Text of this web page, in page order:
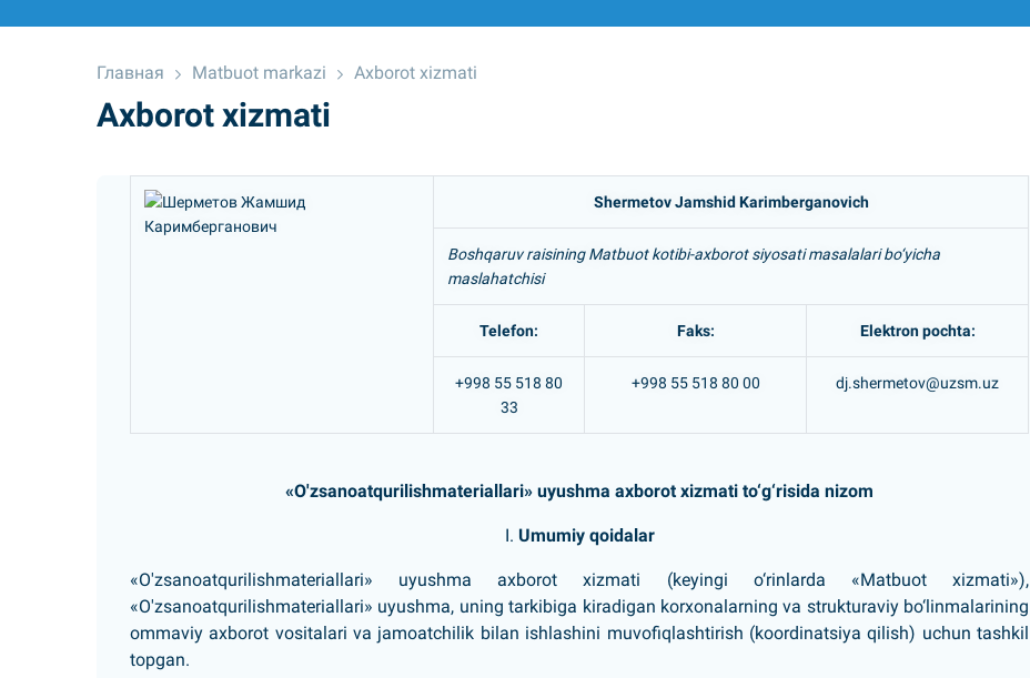
Главная Matbuot markazi Axborot xizmati
Axborot xizmati
Shermetov Jamshid Karimberganovich
Boshqaruv raisining Matbuot kotibi-axborot siyosati masalalari bo‘yicha
maslahatchisi
Telefon: Faks: Elektron pochta:
+998 55 518 80
33
+998 55 518 80 00 dj.shermetov@uzsm.uz
«O'zsanoatqurilishmateriallari» uyushma axborot xizmati to‘g‘risida nizom
I. Umumiy qoidalar
«O'zsanoatqurilishmateriallari» uyushma axborot xizmati (keyingi o‘rinlarda «Matbuot xizmati»),
«O'zsanoatqurilishmateriallari» uyushma, uning tarkibiga kiradigan korxonalarning va strukturaviy bo‘linmalarining
ommaviy axborot vositalari va jamoatchilik bilan ishlashini muvofiqlashtirish (koordinatsiya qilish) uchun tashkil
topgan.